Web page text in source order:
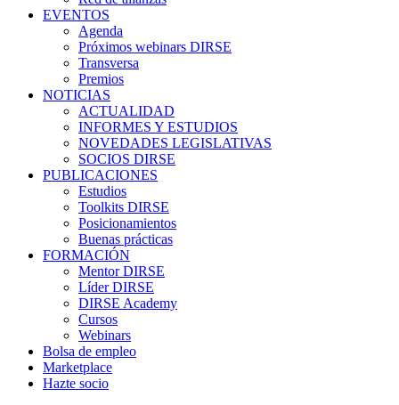
EVENTOS
Agenda
Próximos webinars DIRSE
Transversa
Premios
NOTICIAS
ACTUALIDAD
INFORMES Y ESTUDIOS
NOVEDADES LEGISLATIVAS
SOCIOS DIRSE
PUBLICACIONES
Estudios
Toolkits DIRSE
Posicionamientos
Buenas prácticas
FORMACIÓN
Mentor DIRSE
Líder DIRSE
DIRSE Academy
Cursos
Webinars
Bolsa de empleo
Marketplace
Hazte socio